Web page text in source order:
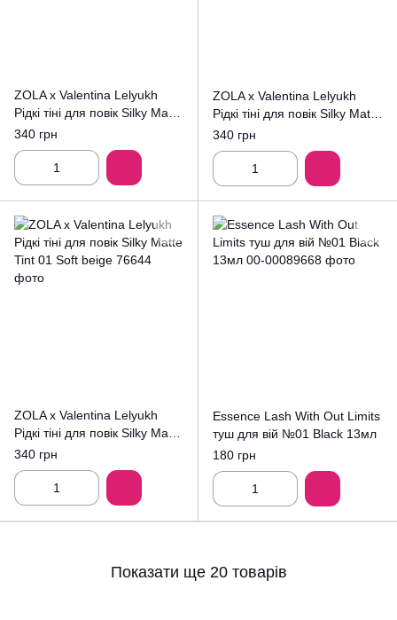
ZOLA x Valentina Lelyukh
Рідкі тіні для повік Silky Matte
Tint 06 Espresso
340 грн
ZOLA x Valentina Lelyukh
Рідкі тіні для повік Silky Matte
Tint 02 Moonlight
340 грн
ZOLA x Valentina Lelyukh
Рідкі тіні для повік Silky Matte
Tint 01 Soft beige
340 грн
Essence Lash With Out Limits
туш для вій №01 Black 13мл
180 грн
Показати ще 20 товарів